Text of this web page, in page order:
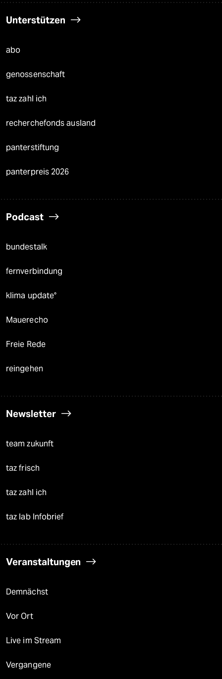
Unterstützen
abo
genossenschaft
taz zahl ich
recherchefonds ausland
panterstiftung
panterpreis 2026
Podcast
bundestalk
fernverbindung
klima update°
Mauerecho
Freie Rede
reingehen
Newsletter
team zukunft
taz frisch
taz zahl ich
taz lab Infobrief
Veranstaltungen
Demnächst
Vor Ort
Live im Stream
Vergangene